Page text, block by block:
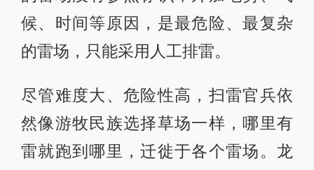
候、时间等原因，是最危险、最复杂
的雷场，只能采用人工排雷。
尽管难度大、危险性高，扫雷官兵依
然像游牧民族选择草场一样，哪里有
雷就跑到哪里，迁徙于各个雷场。龙